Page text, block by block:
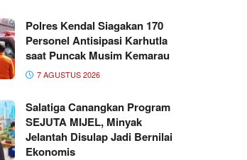
Polres Kendal Siagakan 170
Personel Antisipasi Karhutla
saat Puncak Musim Kemarau
7 AGUSTUS 2026
Salatiga Canangkan Program
SEJUTA MIJEL, Minyak
Jelantah Disulap Jadi Bernilai
Ekonomis